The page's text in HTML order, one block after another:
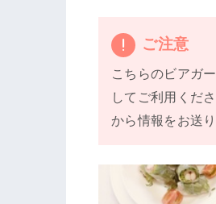
ご注意
こちらのビアガ
してご利用くだ
から情報をお送り